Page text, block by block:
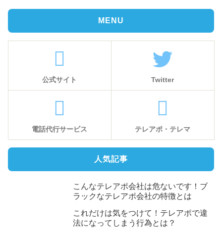
MENU
公式サイト Twitter
電話代行サービス テレアポ・テレマ
人気記事
こんなテレアポ会社は危ないです！ブ
ラックなテレアポ会社の特徴とは
これだけは気をつけて！テレアポで違
法になってしまう行為とは？